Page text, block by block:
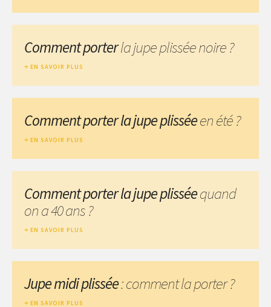
Comment porterla jupe plissée noire ?
EN SAVOIR PLUS
Comment porter la jupe plisséeen été ?
EN SAVOIR PLUS
Comment porter la jupe plisséequand
on a 40 ans ?
EN SAVOIR PLUS
Jupe midi plissée: comment la porter ?
EN SAVOIR PLUS